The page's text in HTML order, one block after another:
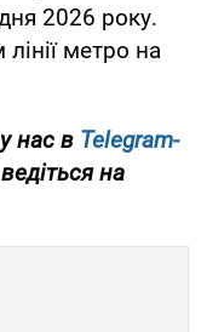
2026 року.
метро на
нас в Telegram-
на